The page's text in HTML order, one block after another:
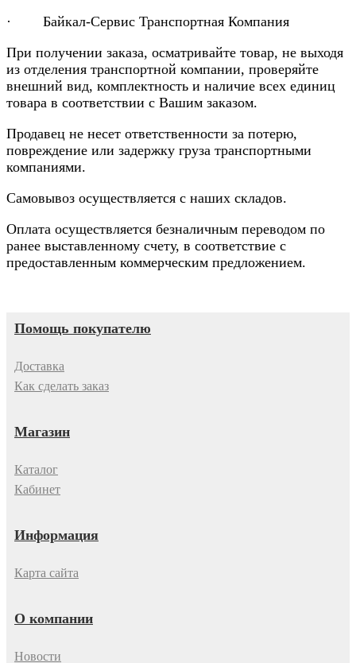
· Байкал-Сервис Транспортная Компания
При получении заказа, осматривайте товар, не выходя
из отделения транспортной компании, проверяйте
внешний вид, комплектность и наличие всех единиц
товара в соответствии с Вашим заказом.
Продавец не несет ответственности за потерю,
повреждение или задержку груза транспортными
компаниями.
Самовывоз осуществляется с наших складов.
Оплата осуществляется безналичным переводом по
ранее выставленному счету, в соответствие с
предоставленным коммерческим предложением.
Помощь покупателю
Доставка
Как сделать заказ
Магазин
Каталог
Кабинет
Информация
Карта сайта
О компании
Новости